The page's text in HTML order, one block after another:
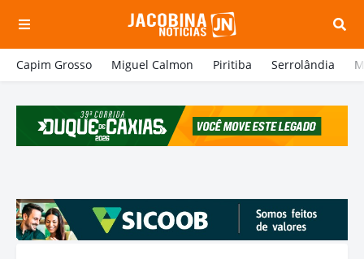
Capim Grosso Miguel Calmon Piritiba Serrolândia